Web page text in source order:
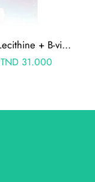
AKTIV Memovit Lecithine + B-vitamines 30 Comprimes
TND 31.000